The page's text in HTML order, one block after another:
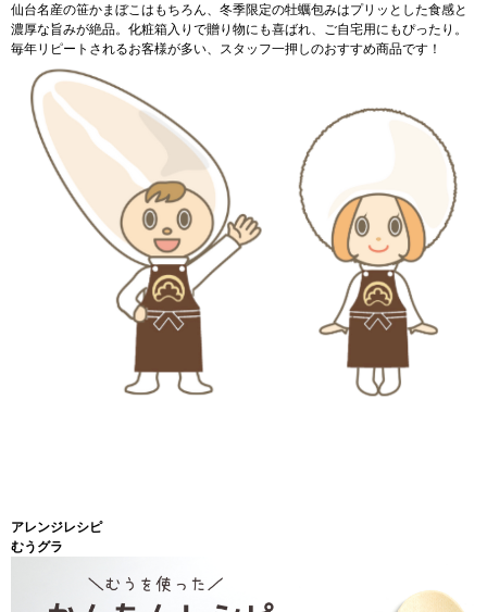
仙台名産の笹かまぼこはもちろん、冬季限定の牡蠣包みはプリッとした食感と
濃厚な旨みが絶品。化粧箱入りで贈り物にも喜ばれ、ご自宅用にもぴったり。
毎年リピートされるお客様が多い、スタッフ一押しのおすすめ商品です！
アレンジレシピ
むうグラ